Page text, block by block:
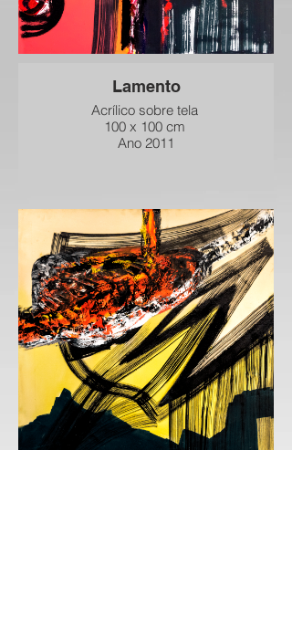
Lamento
Acrílico sobre tela
100 x 100 cm
Ano 2011